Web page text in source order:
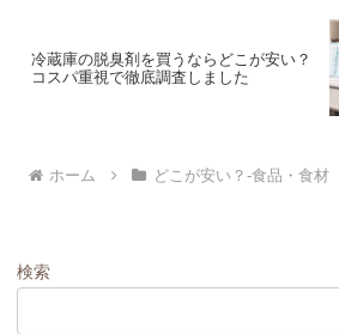
冷蔵庫の脱臭剤を買うならどこが安い？
コスパ重視で徹底調査しました
ホーム どこが安い？-食品・食材
検索